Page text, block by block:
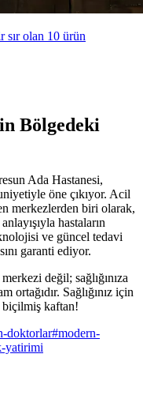
sır olan 10 ürün
Bölgedeki
Ada Hastanesi,
öne çıkıyor. Acil
merkezlerden biri olarak,
hastaların
ve güncel tedavi
garanti ediyor.
değil; sağlığınıza
ortağıdır. Sağlığınız için
biçilmiş kaftan!
doktorlar#modern-
yatirimi